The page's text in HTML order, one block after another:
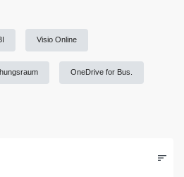
Visio Online
OneDrive for Bus.
sort